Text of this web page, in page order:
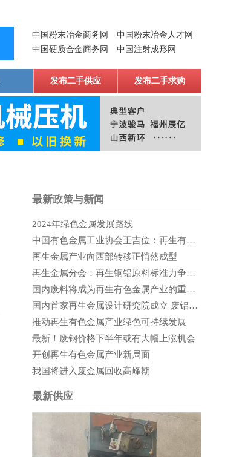
中国粉末冶金商务网
中国粉末冶金人才网
中国硬质合金商务网
中国注射成形网
发布二手供应 发布二手求购
最新政策与新闻
2024年绿色金属发展路线
中国有色金属工业协会王吉位：再生有色金属产业是当代蓬勃的蓝海
再生金属产业向西部转移正悄然成型
再生金属分会：再生铜铝原料标准力争在2020年实施
国内废料将成为再生有色金属产业的重要支撑
国内首家再生金属设计研究院成立 废铝循环利用前景可期
推动再生有色金属产业绿色可持续发展
最新！废钢价格下半年或有大幅上涨机会
开创再生有色金属产业新局面
我国将进入废金属回收高峰期
最新供应